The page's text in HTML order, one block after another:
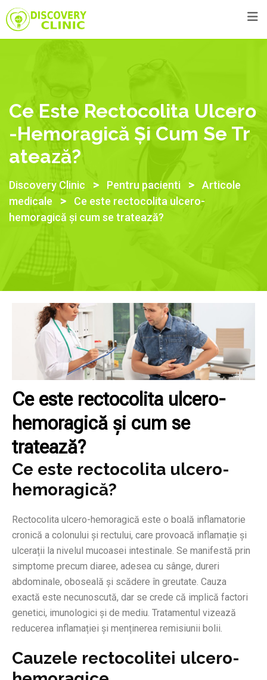
Ce Este Rectocolita Ulcero
-hemoragică Și Cum Se Tr
Atează?
Discovery Clinic > Pentru pacienti >
Articole
medicale
>
Ce este rectocolita ulcero-
hemoragică și cum se tratează?
Ce este rectocolita ulcero-
hemoragică și cum se
tratează?
Ce este rectocolita ulcero-
hemoragică?
Rectocolita ulcero-hemoragică este o boală inflamatorie
cronică a colonului și rectului, care provoacă inflamație și
ulcerații la nivelul mucoasei intestinale. Se manifestă prin
simptome precum diaree, adesea cu sânge, dureri
abdominale, oboseală și scădere în greutate. Cauza
exactă este necunoscută, dar se crede că implică factori
genetici, imunologici și de mediu. Tratamentul vizează
reducerea inflamației și menținerea remisiunii bolii.
Cauzele rectocolitei ulcero-